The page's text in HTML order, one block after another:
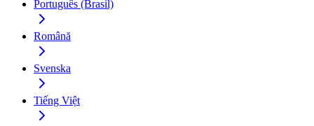
Português (Brasil)
Română
Svenska
Tiếng Việt